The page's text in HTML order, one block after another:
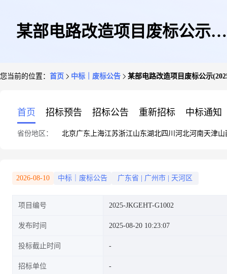
某部电路改造项目废标公示
您当前的位置： 首页 中标｜废标公告 某部电路改造项目废标公示
首页 招标预告 招标公告 重新招标 中标通知
省份地区： 北京广东 上海江苏浙江山东湖北四川 河北河南天津山
2026-08-10 中标｜废标公告 广东省 广州市 天河区
项目编号 2025-JKGEHT-G1002
发布时间 2025-08-20 10:23:07
投标截止时间
招标单位